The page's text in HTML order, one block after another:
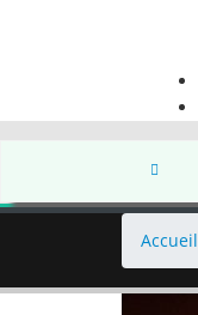
Accueil